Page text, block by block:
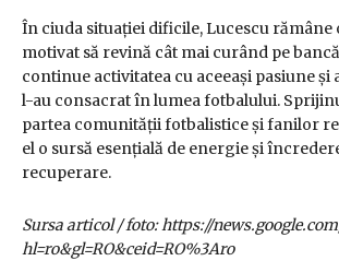
În ciuda situației dificile, Lucescu rămâne
motivat să revină cât mai curând pe
continue activitatea cu aceeași pasiune
l-au consacrat în lumea fotbalului.
partea comunității fotbalistice și fanilor
el o sursă esențială de energie și
recuperare.
Sursa articol / foto: https://
hl=ro&gl=RO&ceid=RO%3Aro